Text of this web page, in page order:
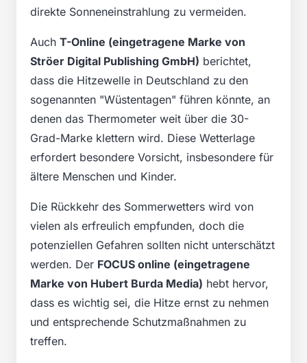
direkte Sonneneinstrahlung zu vermeiden.
Auch T-Online (eingetragene Marke von
Ströer Digital Publishing GmbH) berichtet,
dass die Hitzewelle in Deutschland zu den
sogenannten "Wüstentagen" führen könnte, an
denen das Thermometer weit über die 30-
Grad-Marke klettern wird. Diese Wetterlage
erfordert besondere Vorsicht, insbesondere für
ältere Menschen und Kinder.
Die Rückkehr des Sommerwetters wird von
vielen als erfreulich empfunden, doch die
potenziellen Gefahren sollten nicht unterschätzt
werden. Der FOCUS online (eingetragene
Marke von Hubert Burda Media) hebt hervor,
dass es wichtig sei, die Hitze ernst zu nehmen
und entsprechende Schutzmaßnahmen zu
treffen.